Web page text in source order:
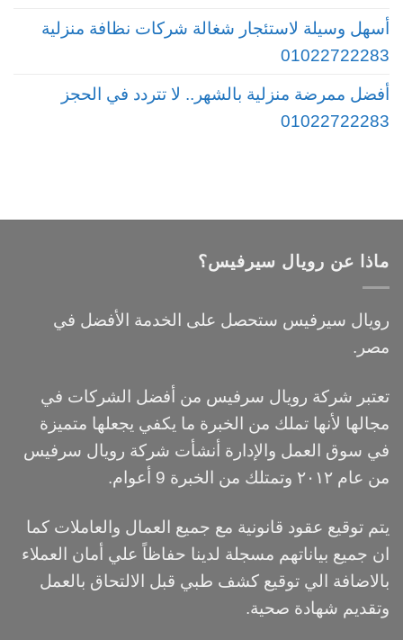
أسهل وسيلة لاستئجار شغالة شركات نظافة منزلية
01022722283
أفضل ممرضة منزلية بالشهر.. لا تتردد في الحجز
01022722283
ماذا عن رويال سيرفيس؟
رويال سيرفيس ستحصل على الخدمة الأفضل في
مصر.
تعتبر شركة رويال سرفيس من أفضل الشركات في
مجالها لأنها تملك من الخبرة ما يكفي يجعلها متميزة
في سوق العمل والإدارة أنشأت شركة رويال سرفيس
من عام ٢٠١٢ وتمتلك من الخبرة 9 أعوام.
يتم توقيع عقود قانونية مع جميع العمال والعاملات كما
ان جميع بياناتهم مسجلة لدينا حفاظاً علي أمان العملاء
بالاضافة الي توقيع كشف طبي قبل الالتحاق بالعمل
وتقديم شهادة صحية.